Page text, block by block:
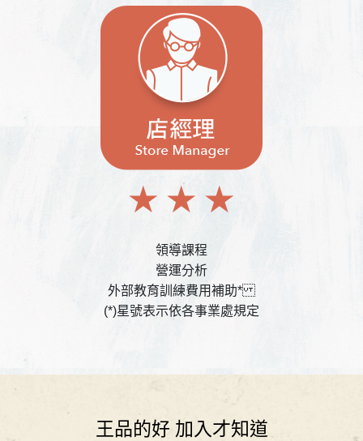
領導課程
營運分析
外部教育訓練費用補助*
(*)星號表示依各事業處規定
王品的好 加入才知道